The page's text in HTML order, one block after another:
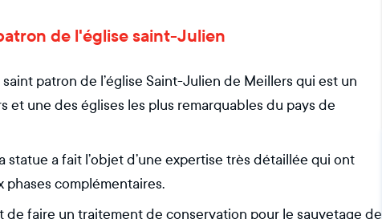
de l'église saint-Julien
patron de l’église Saint-Julien de Meillers qui est un
une des églises les plus remarquables du pays de
a fait l’objet d’une expertise très détaillée qui ont
complémentaires.
de faire un traitement de conservation pour le sauvetage de